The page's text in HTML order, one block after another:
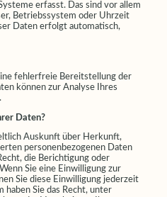
erfasst. Das sind vor allem
Betriebssystem oder Uhrzeit
Daten erfolgt automatisch,
fehlerfreie Bereitstellung der
können zur Analyse Ihres
Daten?
Auskunft über Herkunft,
personenbezogenen Daten
die Berichtigung oder
Sie eine Einwilligung zur
Sie diese Einwilligung jederzeit
Sie das Recht, unter